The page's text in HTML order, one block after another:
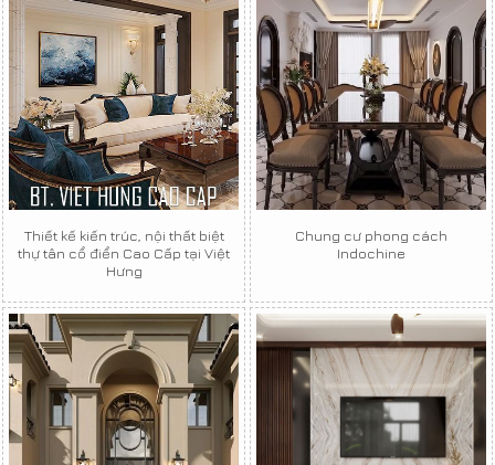
Thiết kế kiến trúc, nội thất biệt
thự tân cổ điển Cao Cấp tại Việt
Hưng
Chung cư phong cách
Indochine